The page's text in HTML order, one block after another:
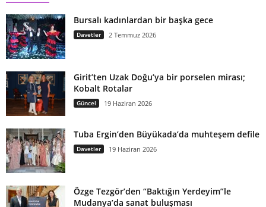
Bursalı kadınlardan bir başka gece
Davetler 2 Temmuz 2026
Girit’ten Uzak Doğu’ya bir porselen mirası;
Kobalt Rotalar
Güncel 19 Haziran 2026
Tuba Ergin’den Büyükada’da muhteşem defile
Davetler 19 Haziran 2026
Özge Tezgör’den “Baktığın Yerdeyim”le
Mudanya’da sanat buluşması